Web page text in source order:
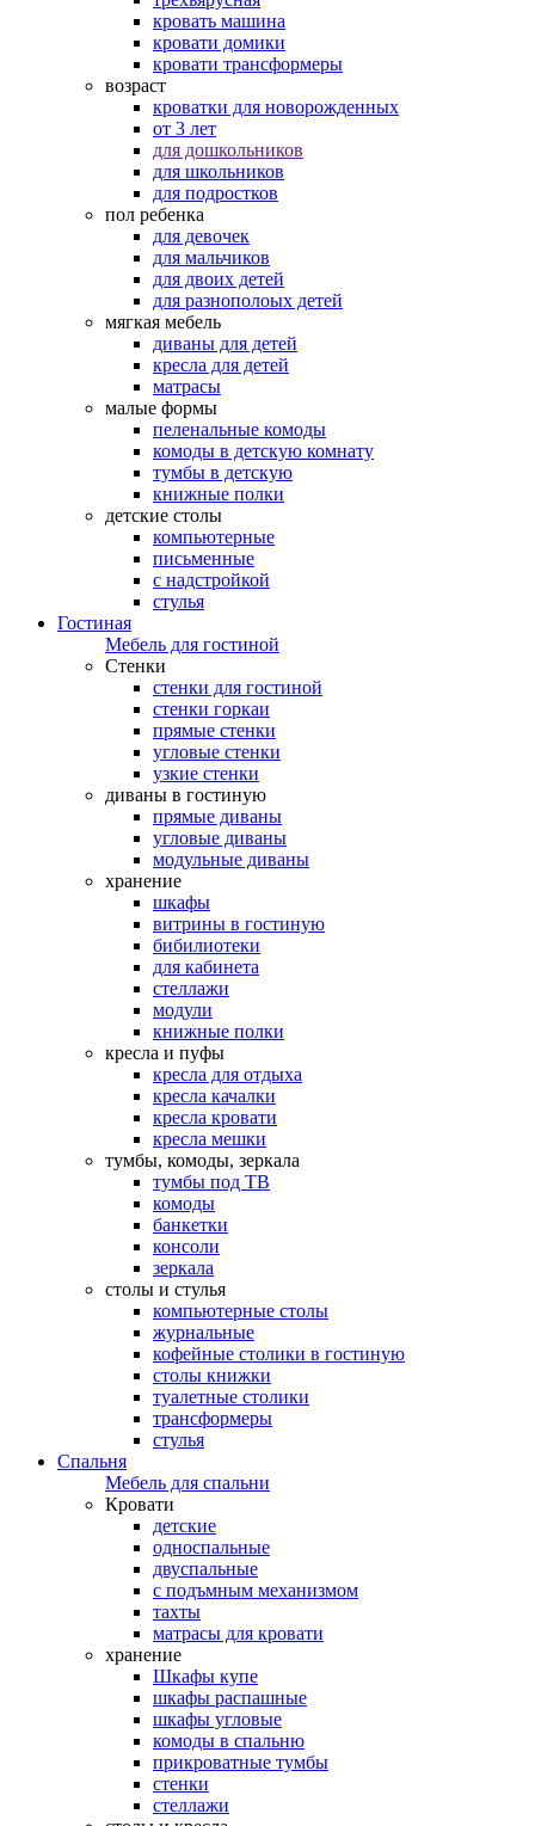
кровать машина
кровати домики
кровати трансформеры
возраст
кроватки для новорожденных
от 3 лет
для дошкольников
для школьников
для подростков
пол ребенка
для девочек
для мальчиков
для двоих детей
для разнополоых детей
мягкая мебель
диваны для детей
кресла для детей
матрасы
малые формы
пеленальные комоды
комоды в детскую комнату
тумбы в детскую
книжные полки
детские столы
компьютерные
письменные
с надстройкой
стулья
Гостиная
Мебель для гостиной
Стенки
стенки для гостиной
стенки горкаи
прямые стенки
угловые стенки
узкие стенки
диваны в гостиную
прямые диваны
угловые диваны
модульные диваны
хранение
шкафы
витрины в гостиную
бибилиотеки
для кабинета
стеллажи
модули
книжные полки
кресла и пуфы
кресла для отдыха
кресла качалки
кресла кровати
кресла мешки
тумбы, комоды, зеркала
тумбы под ТВ
комоды
банкетки
консоли
зеркала
столы и стулья
компьютерные столы
журнальные
кофейные столики в гостиную
столы книжки
туалетные столики
трансформеры
стулья
Спальня
Мебель для спальни
Кровати
детские
односпальные
двуспальные
с подъмным механизмом
тахты
матрасы для кровати
хранение
Шкафы купе
шкафы распашные
шкафы угловые
комоды в спальню
прикроватные тумбы
стенки
стеллажи